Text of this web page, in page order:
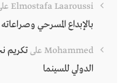
Elmostafa Laaroussi
بالإبداع المسرحي وصراعاته
Mohammed علىتكريم
الدولي للسينما